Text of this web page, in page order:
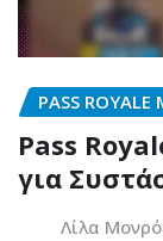
PASS
Pass
για
Λίλα